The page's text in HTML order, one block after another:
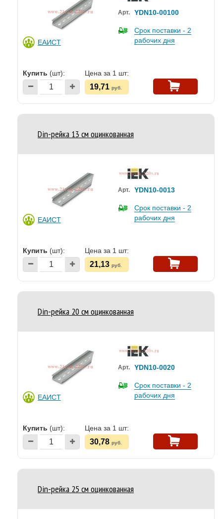
ЕАИСТ
Арт. YDN10-00100
Срок поставки - 2
рабочих дня
Купить (шт): Цена за 1 шт:
19,71 руб.
Din-рейка 13 см оцинкованная
ЕАИСТ
Арт. YDN10-0013
Срок поставки - 2
рабочих дня
Купить (шт): Цена за 1 шт:
21,13 руб.
Din-рейка 20 см оцинкованная
ЕАИСТ
Арт. YDN10-0020
Срок поставки - 2
рабочих дня
Купить (шт): Цена за 1 шт:
30,78 руб.
Din-рейка 25 см оцинкованная